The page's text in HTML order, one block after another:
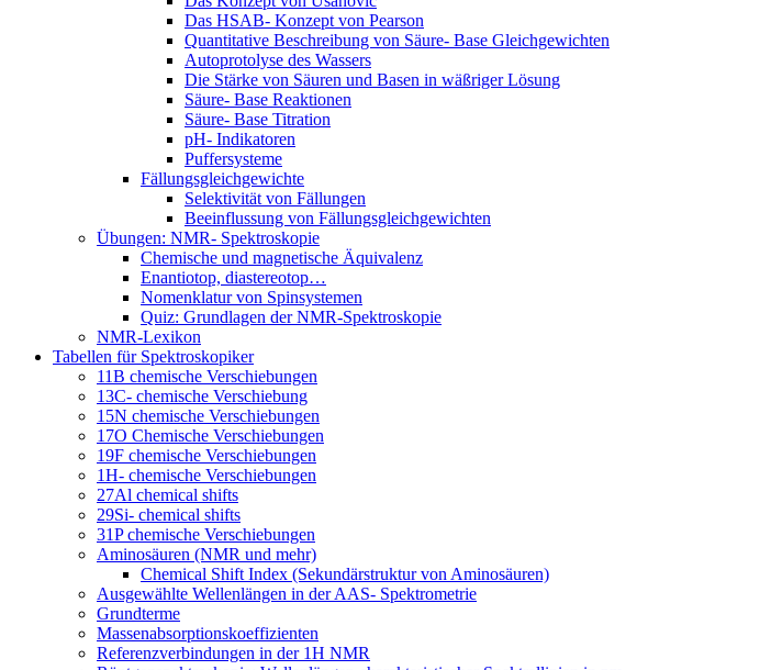
Das HSAB- Konzept von Pearson
Quantitative Beschreibung von Säure- Base Gleichgewichten
Autoprotolyse des Wassers
Die Stärke von Säuren und Basen in wäßriger Lösung
Säure- Base Reaktionen
Säure- Base Titration
pH- Indikatoren
Puffersysteme
Fällungsgleichgewichte
Selektivität von Fällungen
Beeinflussung von Fällungsgleichgewichten
Übungen: NMR- Spektroskopie
Chemische und magnetische Äquivalenz
Enantiotop, diastereotop…
Nomenklatur von Spinsystemen
Quiz: Grundlagen der NMR-Spektroskopie
NMR-Lexikon
Tabellen für Spektroskopiker
11B chemische Verschiebungen
13C- chemische Verschiebung
15N chemische Verschiebungen
17O Chemische Verschiebungen
19F chemische Verschiebungen
1H- chemische Verschiebungen
27Al chemical shifts
29Si- chemical shifts
31P chemische Verschiebungen
Aminosäuren (NMR und mehr)
Chemical Shift Index (Sekundärstruktur von Aminosäuren)
Ausgewählte Wellenlängen in der AAS- Spektrometrie
Grundterme
Massenabsorptionskoeffizienten
Referenzverbindungen in der 1H NMR